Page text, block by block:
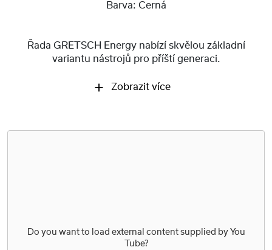
Barva: Černá
Řada GRETSCH Energy nabízí skvělou základní
variantu nástrojů pro příští generaci.
Zobrazit více
Do you want to load external content supplied by You
Tube?